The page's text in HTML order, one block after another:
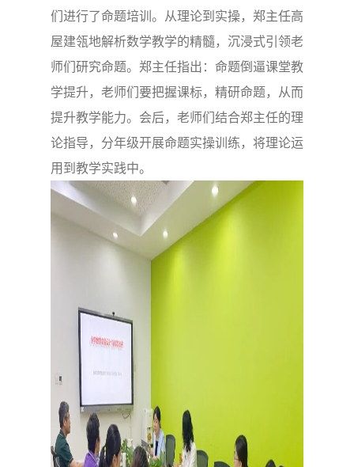
们进行了命题培训。从理论到实操，郑主任高
屋建瓴地解析数学教学的精髓，沉浸式引领老
师们研究命题。郑主任指出：命题倒逼课堂教
学提升，老师们要把握课标，精研命题，从而
提升教学能力。会后，老师们结合郑主任的理
论指导，分年级开展命题实操训练，将理论运
用到教学实践中。